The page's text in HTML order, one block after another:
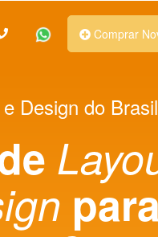
Comprar
Design do Brasil